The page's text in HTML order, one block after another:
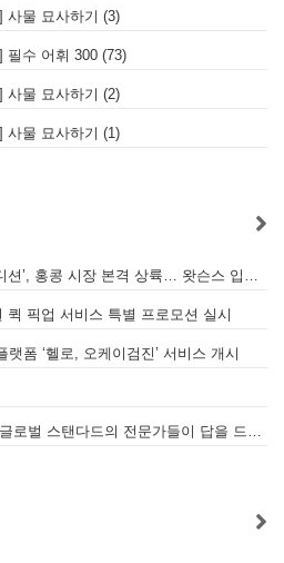
사물 묘사하기 (3)
필수 어휘 300 (73)
사물 묘사하기 (2)
사물 묘사하기 (1)
퀵 픽업 서비스 특별 프로모션 실시
폼 ‘헬로, 오케이검진’ 서비스 개시